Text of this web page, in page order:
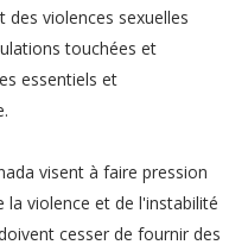
violences sexuelles
touchées et
essentiels et
visent à faire pression
la violence et de l'instabilité
cesser de fournir des